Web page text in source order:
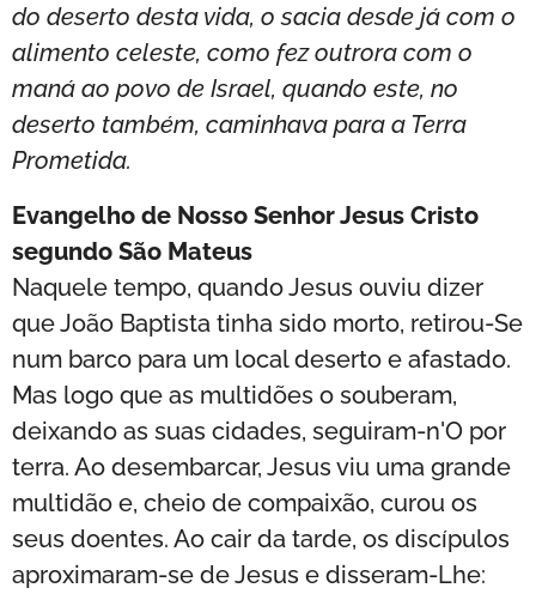
do deserto desta vida, o sacia desde já com o
alimento celeste, como fez outrora com o
maná ao povo de Israel, quando este, no
deserto também, caminhava para a Terra
Prometida.
Evangelho de Nosso Senhor Jesus Cristo
segundo São Mateus
Naquele tempo, quando Jesus ouviu dizer
que João Baptista tinha sido morto, retirou-Se
num barco para um local deserto e afastado.
Mas logo que as multidões o souberam,
deixando as suas cidades, seguiram-n'O por
terra. Ao desembarcar, Jesus viu uma grande
multidão e, cheio de compaixão, curou os
seus doentes. Ao cair da tarde, os discípulos
aproximaram-se de Jesus e disseram-Lhe: